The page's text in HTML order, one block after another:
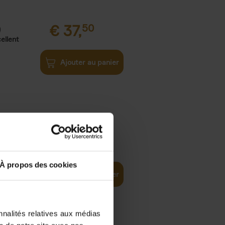
À propos des cookies
relatives aux médias
€ 37,50
Ajouter au panier
world 29,99
Ajouter au panier